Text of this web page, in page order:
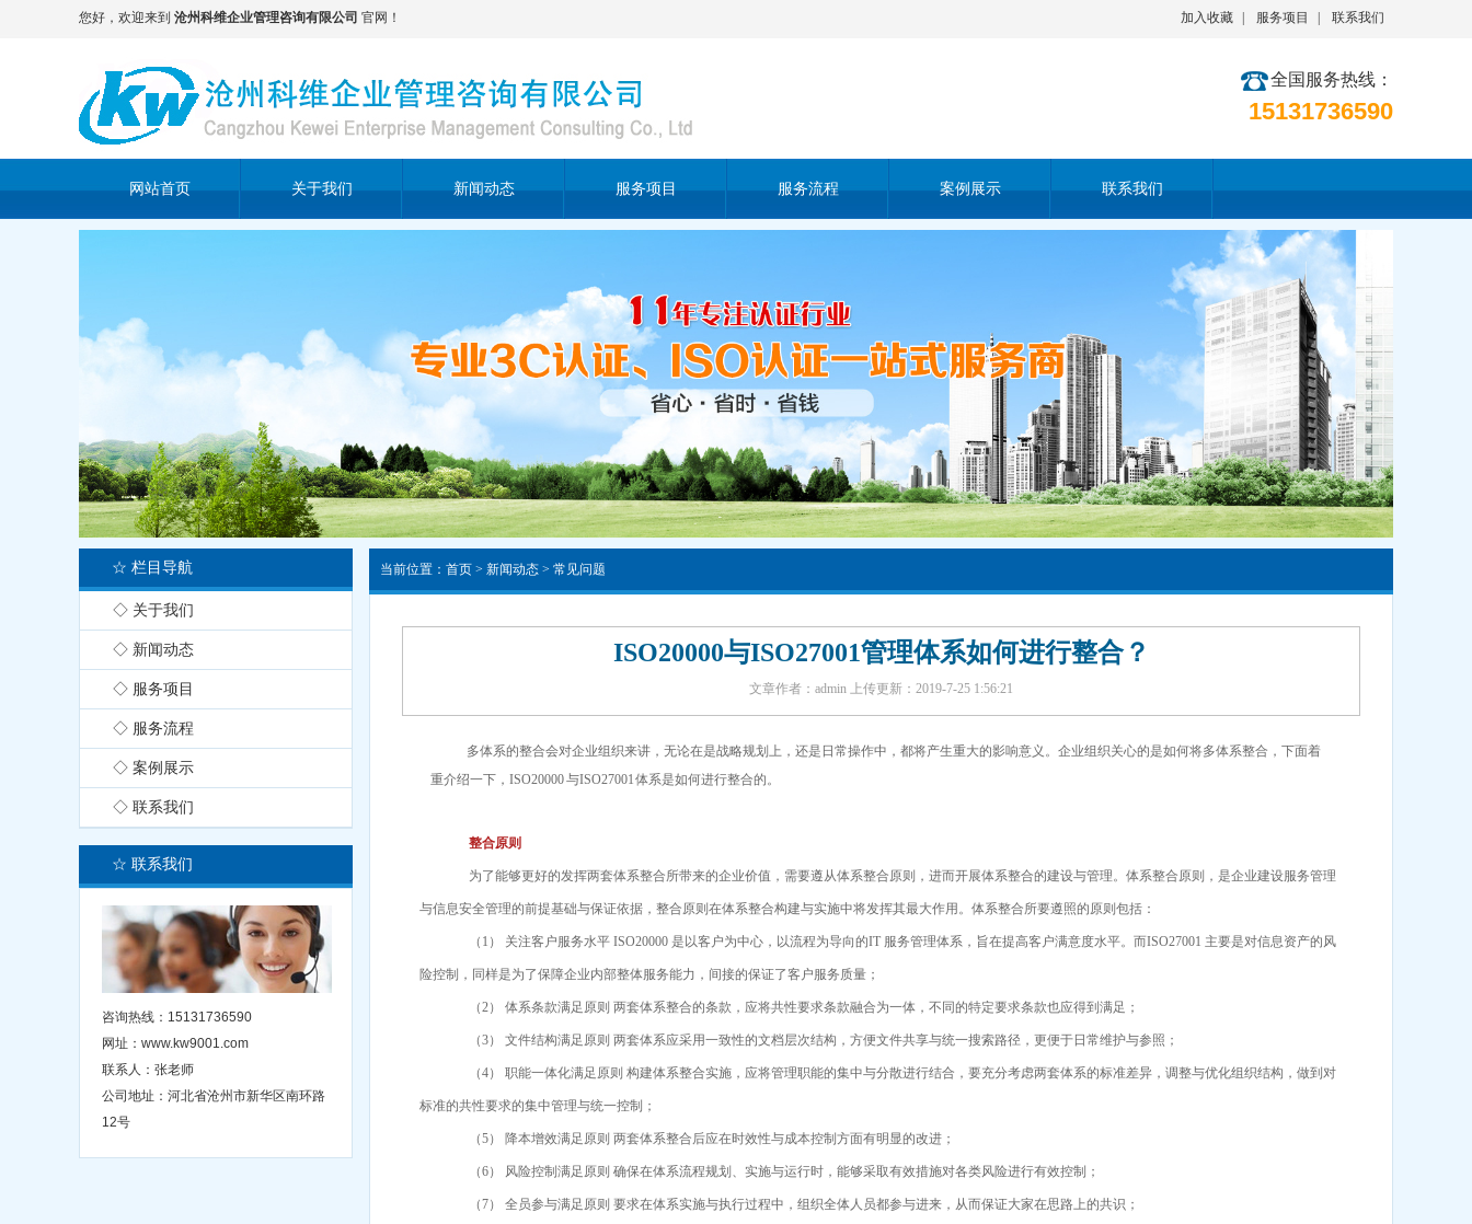
加入收藏 服务项目 联系我们
您好，欢迎来到 沧州科维企业管理咨询有限公司 官网！
全国服务热线：
15131736590
网站首页 关于我们 新闻动态 服务项目 服务流程 案例展示 联系我们
当前位置： 首页 > 新闻动态 > 常见问题
ISO20000与ISO27001管理体系如何进行整合？
文章作者：admin 上传更新：2019-7-25 1:56:21
多体系的整合会对企业组织来讲，无论在是战略规划上，还是日常操作中，都将产生重大的影响意义。企业组织关心的是如何将多体系整合，下面着
重介绍一下，ISO20000 与ISO27001 体系是如何进行整合的。
整合原则
为了能够更好的发挥两套体系整合所带来的企业价值，需要遵从体系整合原则，进而开展体系整合的建设与管理。体系整合原则，是企业建设服务管理
与信息安全管理的前提基础与保证依据，整合原则在体系整合构建与实施中将发挥其最大作用。体系整合所要遵照的原则包括：
（1） 关注客户服务水平 ISO20000 是以客户为中心，以流程为导向的IT 服务管理体系，旨在提高客户满意度水平。而ISO27001 主要是对信息资产的风
险控制，同样是为了保障企业内部整体服务能力，间接的保证了客户服务质量；
（2） 体系条款满足原则 两套体系整合的条款，应将共性要求条款融合为一体，不同的特定要求条款也应得到满足；
（3） 文件结构满足原则 两套体系应采用一致性的文档层次结构，方便文件共享与统一搜索路径，更便于日常维护与参照；
（4） 职能一体化满足原则 构建体系整合实施，应将管理职能的集中与分散进行结合，要充分考虑两套体系的标准差异，调整与优化组织结构，做到对
标准的共性要求的集中管理与统一控制；
（5） 降本增效满足原则 两套体系整合后应在时效性与成本控制方面有明显的改进；
（6） 风险控制满足原则 确保在体系流程规划、实施与运行时，能够采取有效措施对各类风险进行有效控制；
（7） 全员参与满足原则 要求在体系实施与执行过程中，组织全体人员都参与进来，从而保证大家在思路上的共识；
☆ 栏目导航
◇ 关于我们
◇ 新闻动态
◇ 服务项目
◇ 服务流程
◇ 案例展示
◇ 联系我们
☆ 联系我们
咨询热线：15131736590
网址：www.kw9001.com
联系人：张老师
公司地址：河北省沧州市新华区南环路
12号